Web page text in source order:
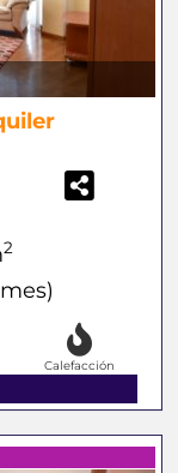
2
Calefacción